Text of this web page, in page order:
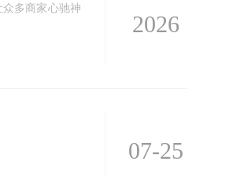
多商家心驰神
2026
07-25